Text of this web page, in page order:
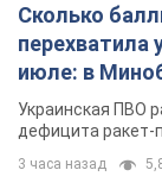
Сколько
перехватила
июле: в
Украинская ПВО
дефицита ракет-
3 часа назад